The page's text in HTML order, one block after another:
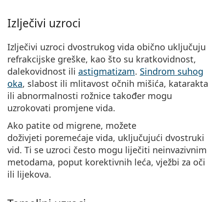
Izlječivi uzroci
Izlječivi uzroci dvostrukog vida obično uključuju
refrakcijske greške, kao što su kratkovidnost,
dalekovidnost ili astigmatizam. Sindrom suhog
oka, slabost ili mlitavost očnih mišića, katarakta
ili abnormalnosti rožnice također mogu
uzrokovati promjene vida.
Ako patite od migrene, možete
doživjeti poremećaje vida, uključujući dvostruki
vid. Ti se uzroci često mogu liječiti neinvazivnim
metodama, poput korektivnih leća, vježbi za oči
ili lijekova.